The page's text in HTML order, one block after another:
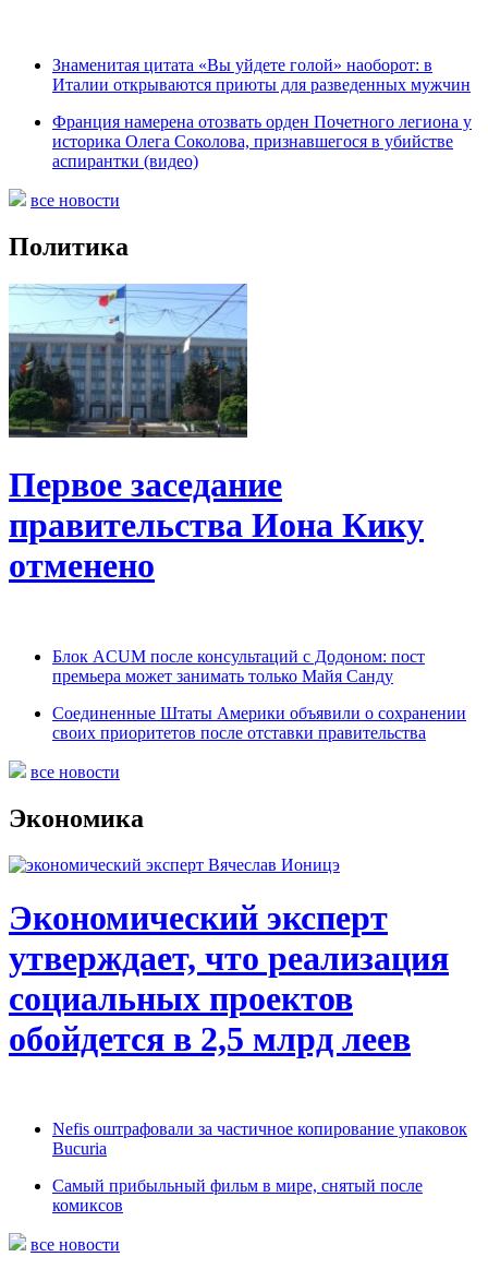
Знаменитая цитата «Вы уйдете голой» наоборот: в
Италии открываются приюты для разведенных мужчин
Франция намерена отозвать орден Почетного легиона у
историка Олега Соколова, признавшегося в убийстве
аспирантки (видео)
все новости
Политика
Первое заседание
правительства Иона Кику
отменено
Блок ACUM после консультаций с Додоном: пост
премьера может занимать только Майя Санду
Соединенные Штаты Америки объявили о сохранении
своих приоритетов после отставки правительства
все новости
Экономика
Экономический эксперт
утверждает, что реализация
социальных проектов
обойдется в 2,5 млрд леев
Nefis оштрафовали за частичное копирование упаковок
Bucuria
Самый прибыльный фильм в мире, снятый после
комиксов
все новости